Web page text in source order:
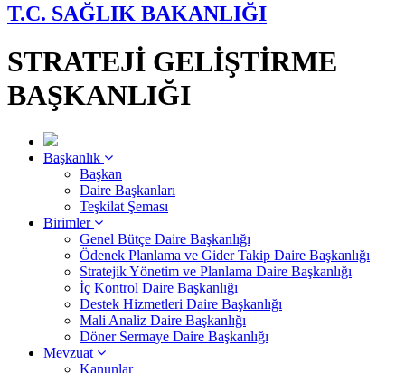
T.C. SAĞLIK BAKANLIĞI
STRATEJİ GELİŞTİRME
BAŞKANLIĞI
Başkanlık
Başkan
Daire Başkanları
Teşkilat Şeması
Birimler
Genel Bütçe Daire Başkanlığı
Ödenek Planlama ve Gider Takip Daire Başkanlığı
Stratejik Yönetim ve Planlama Daire Başkanlığı
İç Kontrol Daire Başkanlığı
Destek Hizmetleri Daire Başkanlığı
Mali Analiz Daire Başkanlığı
Döner Sermaye Daire Başkanlığı
Mevzuat
Kanunlar